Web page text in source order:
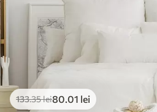
133.35lei80.01 lei